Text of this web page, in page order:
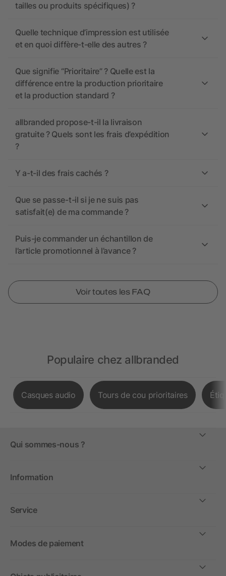
tailles ou produits spécifiques) ?
Quelle technique d’impression est utilisée
et en quoi diffère-t-elle des autres ?
Que signifie “Prioritaire” ? Quelle est la
différence entre la production prioritaire
et la production standard ?
allbranded propose-t-il la livraison
gratuite ? Quels sont les frais d’expédition
?
Y a-t-il des frais cachés ?
Que se passe-t-il si je ne suis pas
satisfait(e) de ma commande ?
Puis-je commander un échantillon de
l’article promotionnel à l’avance ?
Voir toutes les FAQ
Populaire chez allbranded
Casques audio Tours de cou prioritaires
Qui sommes-nous ?
Information
Service
Modes de paiement